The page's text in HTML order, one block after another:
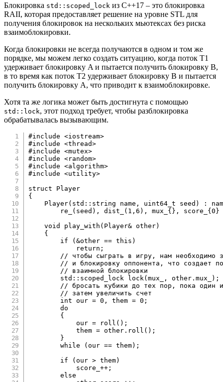
Блокировка std::scoped_lock из C++17 – это блокировка
RAII, которая предоставляет решение на уровне STL для
получения блокировок на нескольких мьютексах без риска
взаимоблокировки.
Когда блокировки не всегда получаются в одном и том же
порядке, мы можем легко создать ситуацию, когда поток T1
удерживает блокировку A и пытается получить блокировку B,
в то время как поток T2 удерживает блокировку B и пытается
получить блокировку A, что приводит к взаимоблокировке.
Хотя та же логика может быть достигнута с помощью
std::lock, этот подход требует, чтобы разблокировка
обрабатывалась вызывающим.
#include
<iostream>
#include
<thread>
#include
<mutex>
#include
<random>
#include
<algorithm>
#include
<utility>
struct
Player
{
Player( std :: string name , uint64_t seed ) :
re_
( seed ) , dist_ ( 1 ,6 ) , mux_ { } , score_ {0 }
void
play_with ( Player& other)
{
if
(&other == this )
return ;
// чтобы сыграть в игру, нам необходимо
// и блокировку оппонента, что создает
// взаимной блокировки
        std
:: scoped_lock lock (mux_ , other .mux_ ) ;
// бросать кубики до тех пор, пока один
// затем увеличить счет
int our = 0 , them = 0 ;
do
{
            our
= roll ( ) ;
            them
= other . roll ( ) ;
}
while
(our == them) ;
if
(our > them)
            score_
++ ;
else